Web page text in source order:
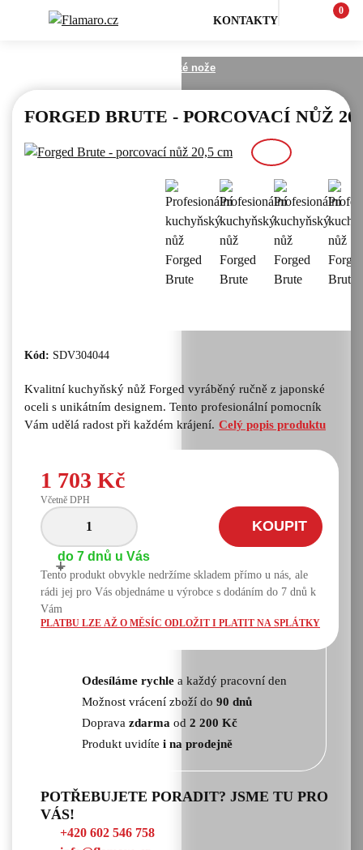
KONTAKTY
0
Kuchyňské nože
FORGED BRUTE - PORCOVACÍ NŮŽ
Kód: SDV304044
Kvalitní kuchyňský nůž Forged vyráběný ručně z japonské
oceli s unikátním designem. Tento profesionální pomocník
Vám udělá radost při každém krájení. Celý popis produktu
1 703 Kč
Včetně DPH
-
+
KOUPIT
do 7 dnů u Vás
Tento produkt obvykle nedržíme skladem přímo u nás, ale
rádi jej pro Vás objednáme u výrobce s dodáním do 7 dnů k
Vám
PLATBU LZE AŽ O MĚSÍC ODLOŽIT I PLATIT NA SPLÁTKY
Odesíláme rychle a každý pracovní den
Možnost vrácení zboží do 90 dnů
Doprava zdarma od 2 200 Kč
Produkt uvidíte i na prodejně
POTŘEBUJETE PORADIT? JSME TU PRO
VÁS!
+420 602 546 758